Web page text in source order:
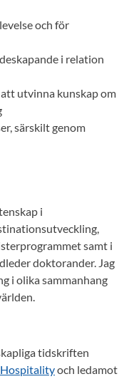
och för
i relation
utvinna kunskap om
särskilt genom
i
samt i
doktorander. Jag
i olika sammanhang
tidskriften
Hospitalityoch ledamot